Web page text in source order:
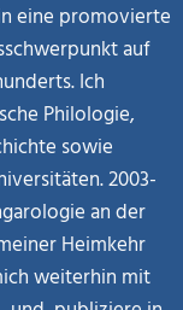
eine promovierte
auf
Ich
Philologie,
sowie
2003-
an der
Heimkehr
weiterhin mit